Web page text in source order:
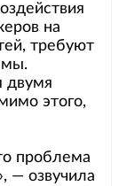
на
требуют
двумя
этого,
проблема
— озвучила